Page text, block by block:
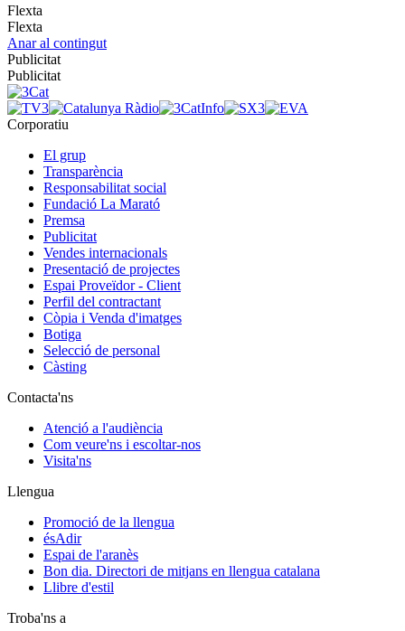
Flexta
Flexta
Anar al contingut
Publicitat
Publicitat
Corporatiu
El grup
Transparència
Responsabilitat social
Fundació La Marató
Premsa
Publicitat
Vendes internacionals
Presentació de projectes
Espai Proveïdor - Client
Perfil del contractant
Còpia i Venda d'imatges
Botiga
Selecció de personal
Càsting
Contacta'ns
Atenció a l'audiència
Com veure'ns i escoltar-nos
Visita'ns
Llengua
Promoció de la llengua
ésAdir
Espai de l'aranès
Bon dia. Directori de mitjans en llengua catalana
Llibre d'estil
Troba'ns a